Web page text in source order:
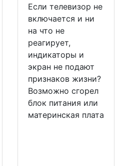
Если телевизор не
включается и ни
на что не
реагирует,
индикаторы и
экран не подают
признаков жизни?
Возможно сгорел
блок питания или
материнская плата